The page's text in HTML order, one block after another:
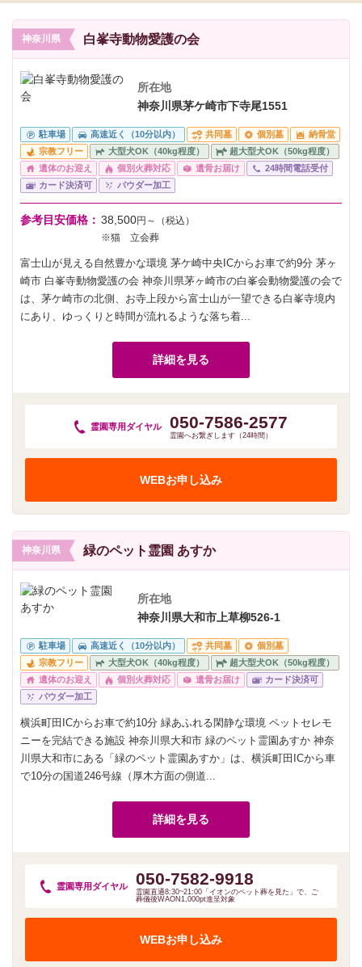
神奈川県 白峯寺動物愛護の会
所在地
神奈川県茅ケ崎市下寺尾1551
駐車場 高速近く（10分以内） 共同墓 個別墓
納骨堂
宗教フリー
大型犬OK（40kg程度）
超大型犬OK（50kg程度）
遺体のお迎え
個別火葬対応 遺骨お届け
24時間電話受付
カード決済可
パウダー加工
参考目安価格： 38,500円～（税込）
※猫 立会葬
富士山が見える自然豊かな環境 茅ケ崎中央ICからお車で約9分 茅ヶ
崎市 白峯寺動物愛護の会 神奈川県茅ヶ崎市の白峯会動物愛護の会で
は、茅ケ崎市の北側、お寺上段から富士山が一望できる白峯寺境内
にあり、ゆっくりと時間が流れるような落ち着...
詳細を見る
霊園専用 ダイヤル 050-7586-2577
霊園へお繋ぎします（24時間）
WEBお申し込み
神奈川県 緑のペット霊園 あすか
所在地
神奈川県大和市上草柳526-1
駐車場 高速近く（10分以内） 共同墓
個別墓
宗教フリー
大型犬OK（40kg程度）
超大型犬OK（50kg程度）
遺体のお迎え
個別火葬対応 遺骨お届け
カード決済可
パウダー加工
横浜町田ICからお車で約10分 緑あふれる閑静な環境 ペットセレモ
ニーを完結できる施設 神奈川県大和市 緑のペット霊園あすか 神奈
川県大和市にある「緑のペット霊園あすか」は、横浜町田ICから車
で10分の国道246号線（厚木方面の側道...
詳細を見る
霊園専用 ダイヤル 050-7582-9918
霊園直通8:30~21:00「イオンのペット葬を見た」で、ご
葬儀後WAON1,000pt進呈対象
WEBお申し込み